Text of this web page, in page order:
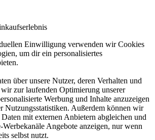
Einwilligung verwenden wir Cookies
um dir ein personalisiertes
über unsere Nutzer, deren Verhalten und
zur laufenden Optimierung unserer
Werbung und Inhalte anzuzeigen
Nutzungsstatistiken. Außerdem können wir
mit externen Anbietern abgleichen und
Angebote anzeigen, nur wenn
selbst nutzt.